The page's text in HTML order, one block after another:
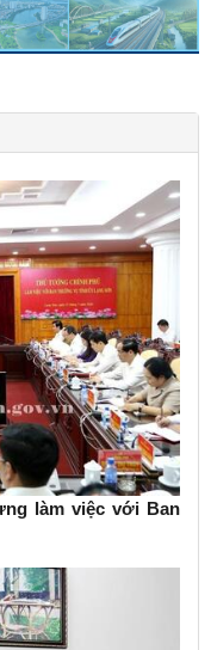
làm việc với Ban